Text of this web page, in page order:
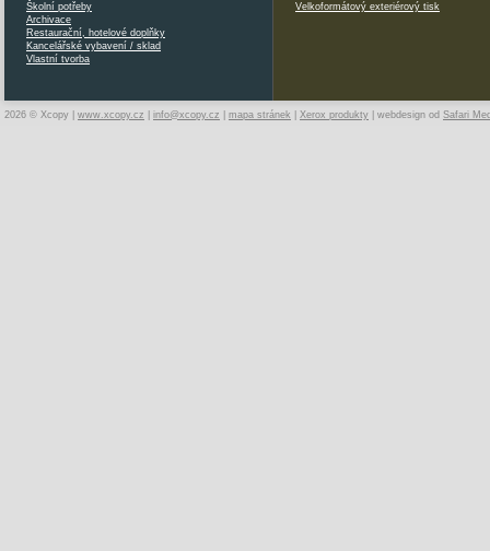
Školní potřeby
Archivace
Restaurační, hotelové doplňky
Kancelářské vybavení / sklad
Vlastní tvorba
Velkoformátový exteriérový tisk
2026 © Xcopy | www.xcopy.cz info@xcopy.cz mapa stránek Xerox produkty | webdesign od Safari